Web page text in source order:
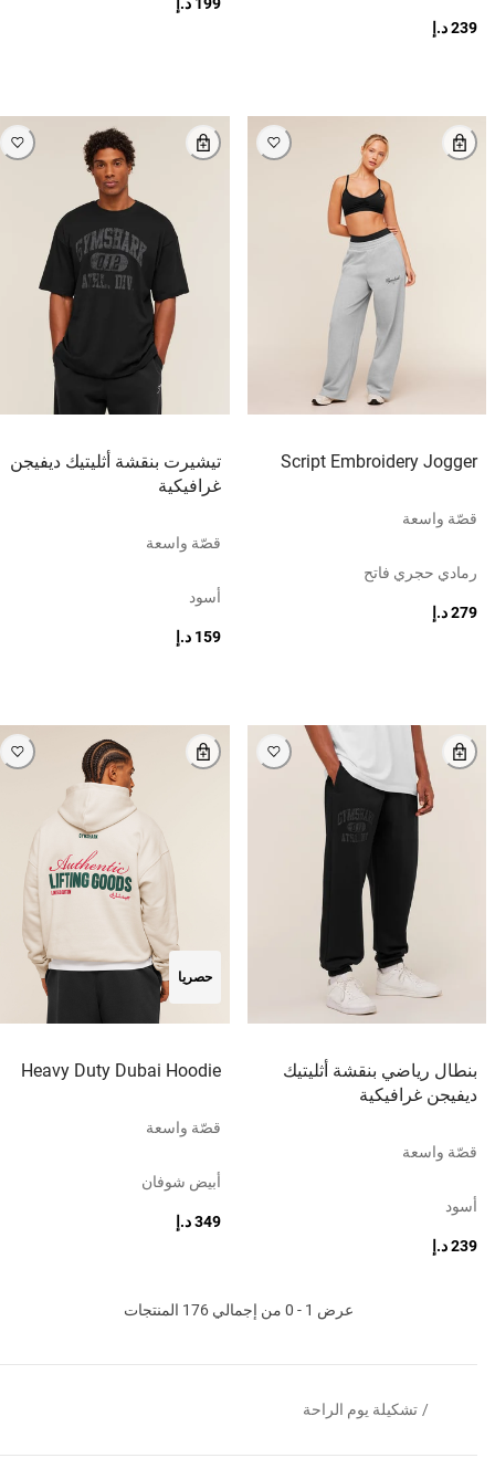
239 د.إ
Script Embroidery Jogger
قصّة واسعة
رمادي حجري فاتح
279 د.إ
تيشيرت بنقشة أثليتيك ديفيجن
غرافيكية
قصّة واسعة
أسود
159 د.إ
بنطال رياضي بنقشة أثليتيك
ديفيجن غرافيكية
قصّة واسعة
أسود
239 د.إ
حصريا
Heavy Duty Dubai Hoodie
قصّة واسعة
أبيض شوفان
349 د.إ
عرض 1 - 0 من إجمالي 176 المنتجات
/ تشكيلة يوم الراحة